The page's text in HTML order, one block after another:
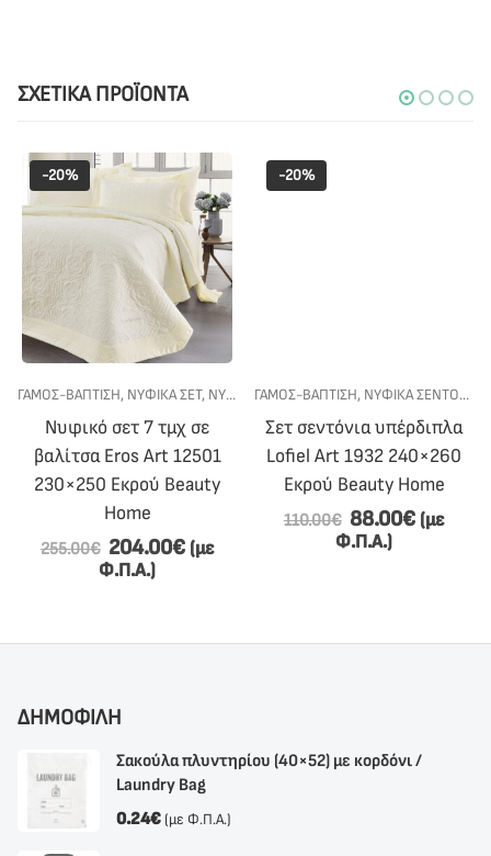
ΣΧΕΤΙΚΆ ΠΡΟΪΌΝΤΑ
ΒΆΠΤΙΣΗΣ,ΣΕΤ ΒΆΠΤΙΣΗΣ ΓΙΑ ΚΟΡΊΤΣΙ
-20%
ΓΆΜΟΣ-ΒΆΠΤΙΣΗ, ΝΥΦΙΚΆ ΣΕΤ, ΝΥΦΙΚΌ ΚΡΕΒΆΤΙ
Νυφικό σετ 7 τμχ σε
βαλίτσα Eros Art 12501
230×250 Εκρού Beauty
Home
255.00€ 204.00€ (με
Φ.Π.Α.)
-20%
ΓΆΜΟΣ-ΒΆΠΤΙΣΗ, ΝΥΦΙΚΆ ΣΕΝΤΌΝΙΑ
Σετ σεντόνια υπέρδιπλα
Lofiel Art 1932 240×260
Εκρού Beauty Home
110.00€ 88.00€ (με
Φ.Π.Α.)
ΔΗΜΟΦΙΛΗ
Σακούλα πλυντηρίου (40×52) με κορδόνι /
Laundry Bag
0.24€ (με Φ.Π.Α.)